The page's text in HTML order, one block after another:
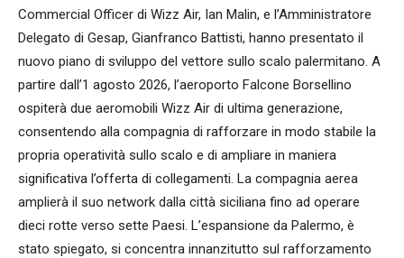
Commercial Officer di Wizz Air, Ian Malin, e l’Amministratore
Delegato di Gesap, Gianfranco Battisti, hanno presentato il
nuovo piano di sviluppo del vettore sullo scalo palermitano. A
partire dall’1 agosto 2026, l’aeroporto Falcone Borsellino
ospiterà due aeromobili Wizz Air di ultima generazione,
consentendo alla compagnia di rafforzare in modo stabile la
propria operatività sullo scalo e di ampliare in maniera
significativa l’offerta di collegamenti. La compagnia aerea
amplierà il suo network dalla città siciliana fino ad operare
dieci rotte verso sette Paesi. L’espansione da Palermo, è
stato spiegato, si concentra innanzitutto sul rafforzamento